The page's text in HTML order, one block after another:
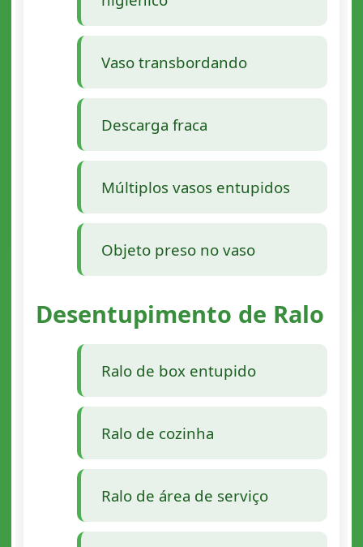
Vaso transbordando
Descarga fraca
Múltiplos vasos entupidos
Objeto preso no vaso
Desentupimento de Ralo
Ralo de box entupido
Ralo de cozinha
Ralo de área de serviço